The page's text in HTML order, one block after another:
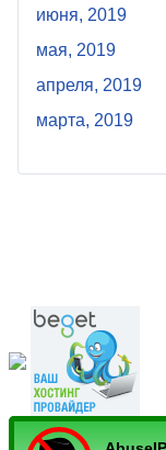
июня, 2019
мая, 2019
апреля, 2019
марта, 2019